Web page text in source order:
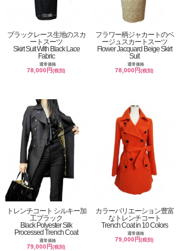
ブラックレース生地のスカ
ートスーツ
Skirt Suit With Black Lace
Fabric
通常価格
78,000円(税別)
フラワー柄ジャカートのベ
ージュスカートスーツ
Flower Jacquard Beige Skirt
Suit
通常価格
78,000円(税別)
トレンチコート シルキー加
工ブラック
Black Polyester Silk
Processed Trench Coat
通常価格
79,000円(税別)
カラーバリエーション豊富
なトレンチコート
Trench Coat in 10 Colors
通常価格
79,000円(税別)